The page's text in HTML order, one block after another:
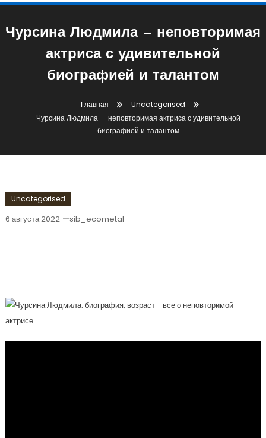
Чурсина Людмила — неповторимая
актриса с удивительной
биографией и талантом
Главная
Uncategorised
Чурсина Людмила — неповторимая актриса с удивительной
биографией и талантом
Uncategorised
6 августа 2022 sib_ecometal